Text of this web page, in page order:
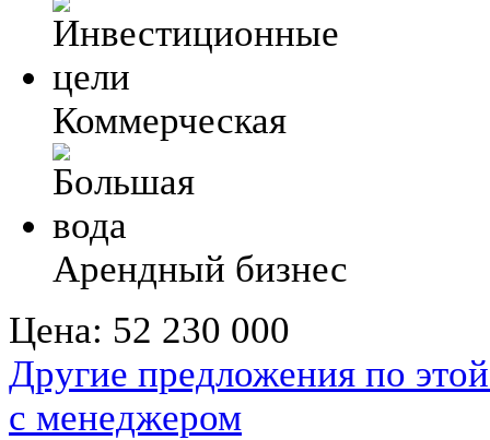
Коммерческая
Арендный бизнес
Цена: 52 230 000
Другие предложения по
с менеджером